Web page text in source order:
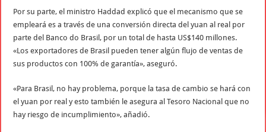
Por su parte, el ministro Haddad explicó que el mecanismo que se
empleará es a través de una conversión directa del yuan al real por
parte del Banco do Brasil, por un total de hasta US$140 millones.
«Los exportadores de Brasil pueden tener algún flujo de ventas de
sus productos con 100% de garantía», aseguró.
«Para Brasil, no hay problema, porque la tasa de cambio se hará con
el yuan por real y esto también le asegura al Tesoro Nacional que no
hay riesgo de incumplimiento», añadió.